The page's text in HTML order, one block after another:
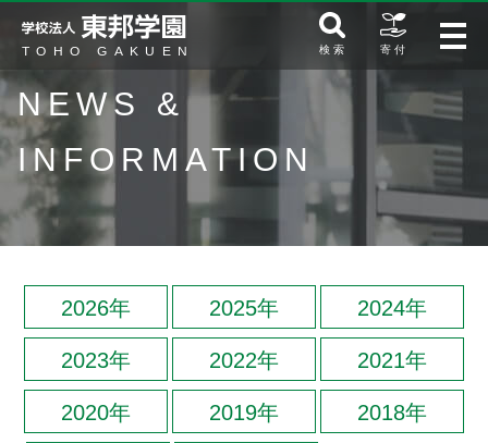
検 索 寄 付
NEWS &
INFORMATION
2026年 2025年 2024年
2023年 2022年 2021年
2020年 2019年 2018年